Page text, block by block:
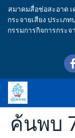
สมาคมสื่อช่อสะอาด
กระจายเสียง ประเภ
กรรมการกิจการกระ
ค้นพบ